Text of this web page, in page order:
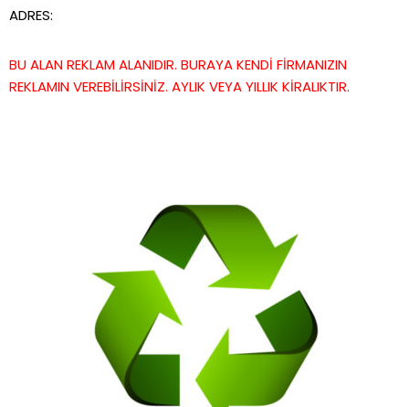
ADRES:
BU ALAN REKLAM ALANIDIR. BURAYA KENDİ FİRMANIZIN
REKLAMIN VEREBİLİRSİNİZ. AYLIK VEYA YILLIK KİRALIKTIR.